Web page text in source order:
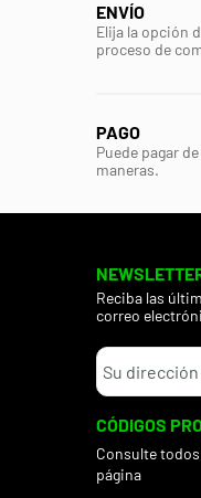
ENVÍO
Elija la opción
proceso de
PAGO
Puede pagar
maneras.
Reciba las
correo
CÓDIGOS
Consulte
página